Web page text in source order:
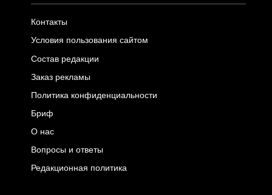
Контакты
Условия пользования сайтом
Состав редакции
Заказ рекламы
Политика конфиденциальности
Бриф
О нас
Вопросы и ответы
Редакционная политика